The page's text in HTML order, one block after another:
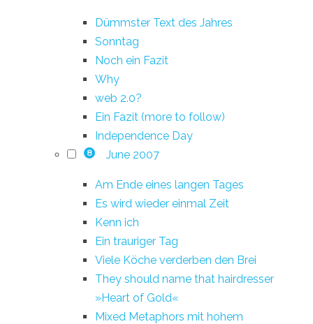
Dümmster Text des Jahres
Sonntag
Noch ein Fazit
Why
web 2.0?
Ein Fazit (more to follow)
Independence Day
8 June 2007
Am Ende eines langen Tages
Es wird wieder einmal Zeit
Kenn ich
Ein trauriger Tag
Viele Köche verderben den Brei
They should name that hairdresser
»Heart of Gold«
Mixed Metaphors mit hohem